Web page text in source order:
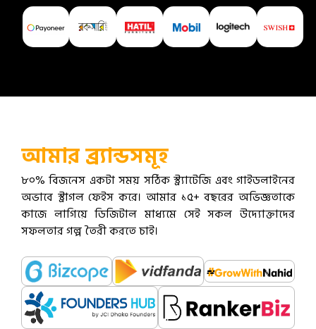
আমার ব্র্যান্ডসমূহ
৮০% বিজনেস একটা সময় সঠিক স্ট্র্যাটেজি এবং গাইডলাইনের
অভাবে স্ট্রাগল ফেইস করে। আমার ১৫+ বছরের অভিজ্ঞতাকে
কাজে লাগিয়ে ডিজিটাল মাধ্যমে সেই সকল উদ্যোক্তাদের
সফলতার গল্প তৈরী করতে চাই।